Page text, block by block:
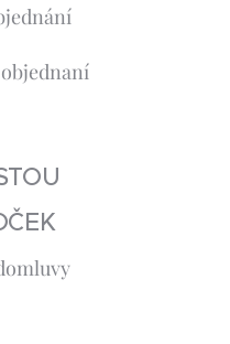
objednaní
domluvy